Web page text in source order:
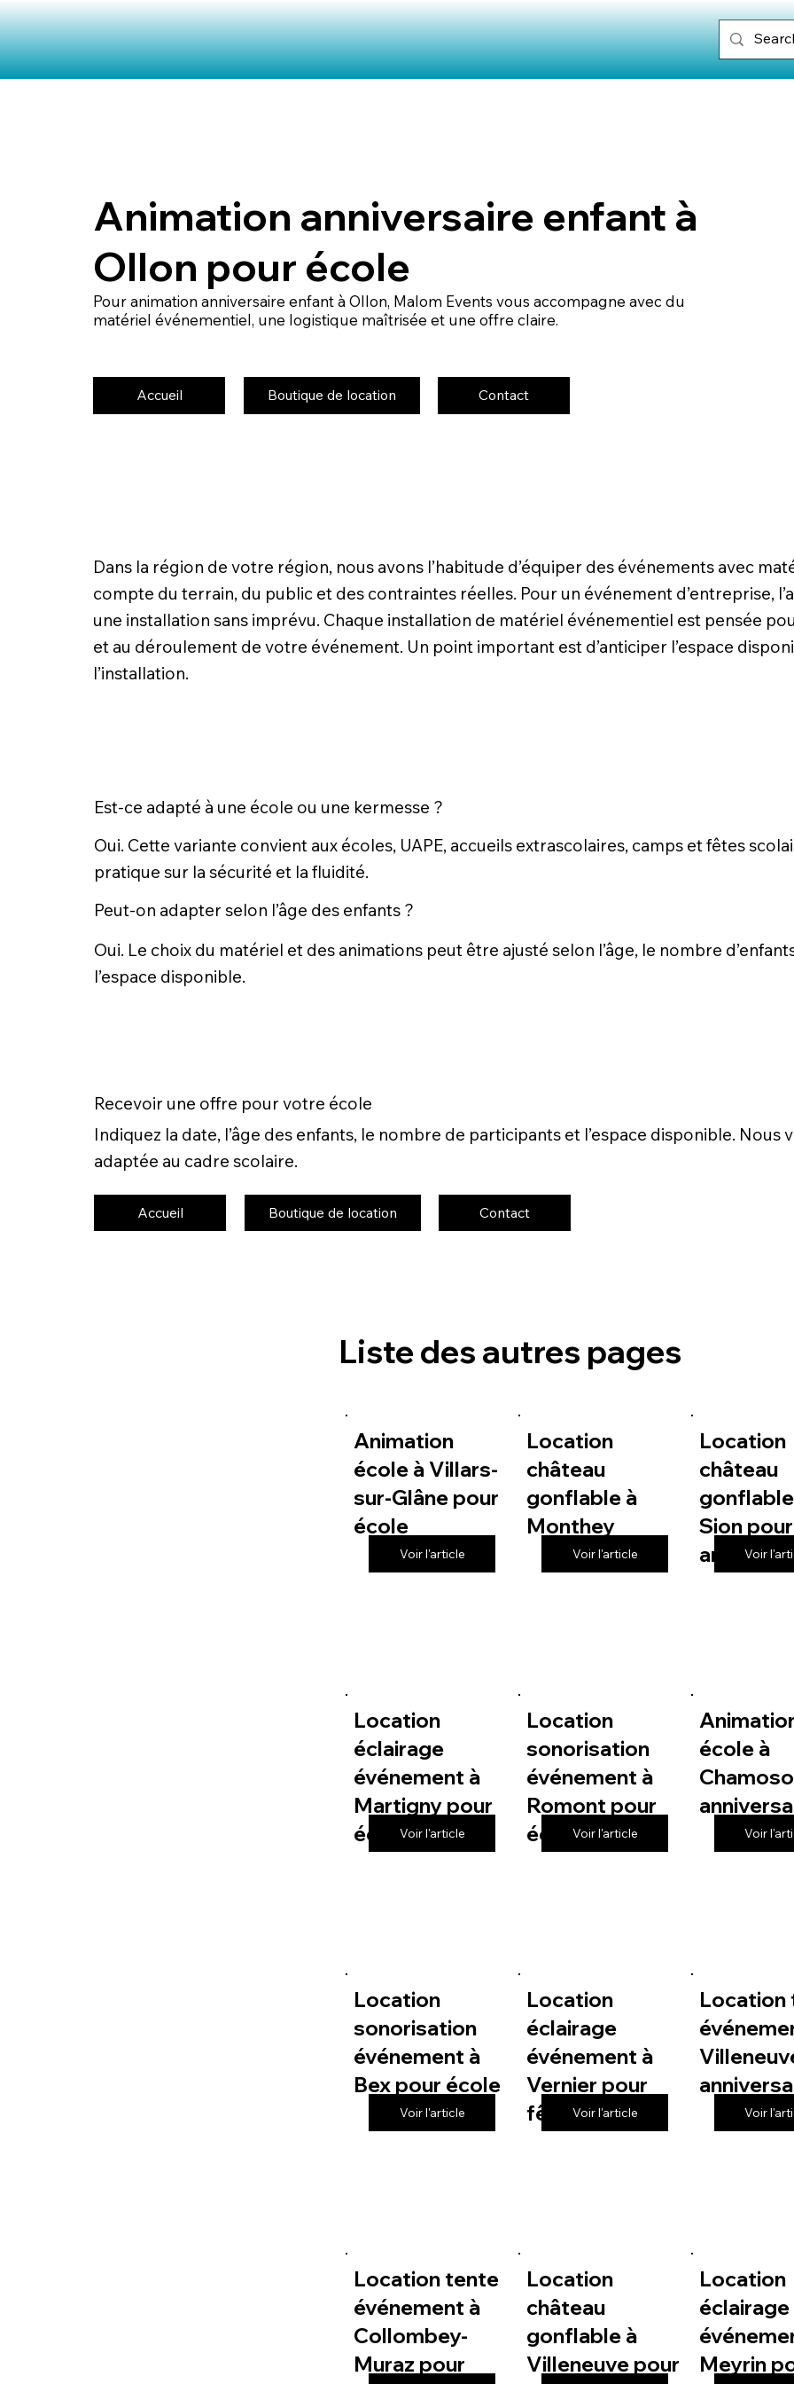
Animation anniversaire enfant à
Ollon pour école
Pour animation anniversaire enfant à Ollon, Malom Events vous accompagne avec du
matériel événementiel, une logistique maîtrisée et une offre claire.
Accueil Boutique de location Contact
Dans la région de votre région, nous avons l’habitude d’équiper des événements avec
compte du terrain, du public et des contraintes réelles. Pour un événement d’entreprise,
une installation sans imprévu. Chaque installation de matériel événementiel est pensée
et au déroulement de votre événement. Un point important est d’anticiper l’espace
l’installation.
Est-ce adapté à une école ou une kermesse ?
Oui. Cette variante convient aux écoles, UAPE, accueils extrascolaires, camps et fêtes
pratique sur la sécurité et la fluidité.
Peut-on adapter selon l’âge des enfants ?
Oui. Le choix du matériel et des animations peut être ajusté selon l’âge, le nombre
l’espace disponible.
Recevoir une offre pour votre école
Indiquez la date, l’âge des enfants, le nombre de participants et l’espace disponible.
adaptée au cadre scolaire.
Accueil Boutique de location Contact
Liste des autres pages
Animation
école à Villars-
sur-Glâne pour
école
Voir l'article
Location
château
gonflable à
Monthey
Voir l'article
Location
château
Sion pour
Voir
Location
éclairage
événement à
Martigny pour
écoleVoir l'article
Location
sonorisation
événement à
Romont pour
écoleVoir l'article
école à
Voir
Location
sonorisation
événement à
Bex pour école
Voir l'article
Location
éclairage
événement à
Vernier pour
fête de village
Voir l'article
Location
Voir
Location tente
événement à
Collombey-
Muraz pour
Location
château
gonflable à
Villeneuve pour
Location
éclairage
Meyrin